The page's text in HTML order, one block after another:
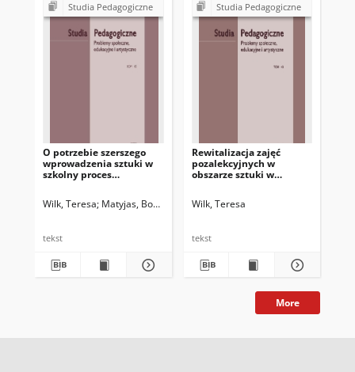
Studia Pedagogiczne
O potrzebie szerszego
wprowadzenia sztuki w
szkolny proces
pokolenia
Wilk, Teresa Matyjas, Bożena. Red.
tekst
Studia Pedagogiczne
Rewitalizacja zajęć
pozalekcyjnych w
obszarze sztuki w
Wilk, Teresa
tekst
More